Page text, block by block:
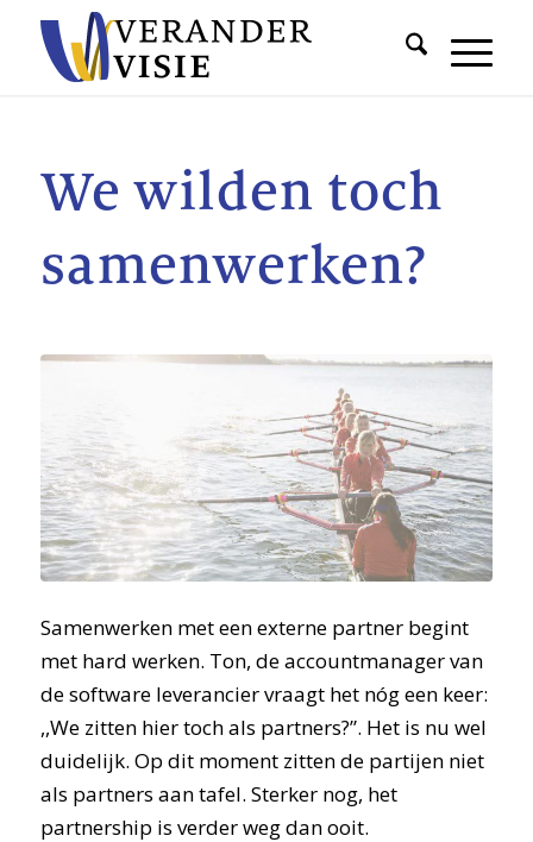
We wilden toch
samenwerken?
Samenwerken met een externe partner begint
met hard werken. Ton, de accountmanager van
de software leverancier vraagt het nóg een keer:
,,We zitten hier toch als partners?”. Het is nu wel
duidelijk. Op dit moment zitten de partijen niet
als partners aan tafel. Sterker nog, het
partnership is verder weg dan ooit.